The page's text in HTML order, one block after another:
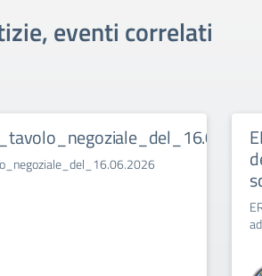
eventi correlati